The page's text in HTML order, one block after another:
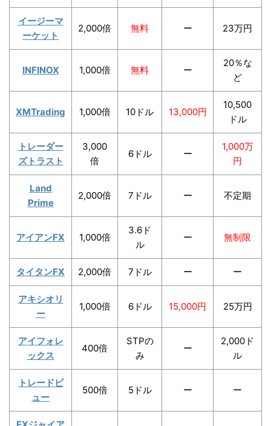
イージーマ
ーケット
2,000倍 無料 ー 23万円
INFINOX 1,000倍 無料 ー
20％な
ど
XMTrading 1,000倍 10ドル 13,000円
10,500
ドル
トレーダー
ズトラスト
3,000
倍
6ドル ー
1,000万
円
Land
Prime
2,000倍 7ドル ー 不定期
アイアンFX 1,000倍
3.6ド
ル
ー 無制限
タイタンFX 2,000倍 7ドル ー ー
アキシオリ
ー
1,000倍 6ドル 15,000円 25万円
アイフォレ
ックス
400倍
STPの
み
ー
2,000ド
ル
トレードビ
ュー
500倍 5ドル ー ー